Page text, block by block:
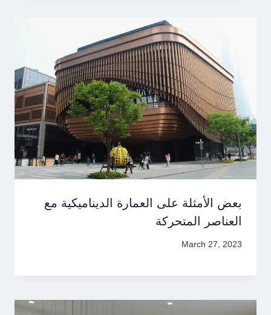
بعض الأمثلة على العمارة الديناميكية مع
العناصر المتحركة
March 27, 2023